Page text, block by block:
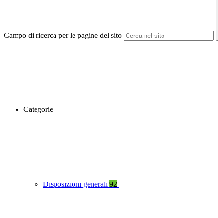
Campo di ricerca per le pagine del sito
Categorie
Disposizioni generali 92